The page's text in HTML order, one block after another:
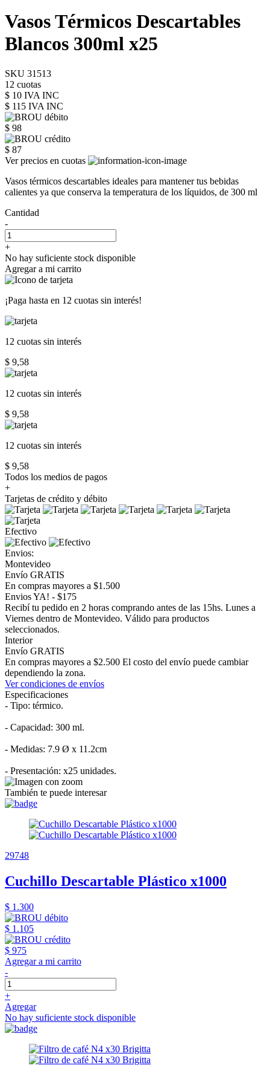
Vasos Térmicos Descartables
Blancos 300ml x25
SKU 31513
12 cuotas
$ 10 IVA INC
$ 115 IVA INC
$ 98
$ 87
Ver precios en cuotas
Vasos térmicos descartables ideales para mantener tus bebidas
calientes ya que conserva la temperatura de los líquidos, de 300 ml
Cantidad
-
+
No hay suficiente stock disponible
Agregar a mi carrito
¡Paga hasta en 12 cuotas sin interés!
12 cuotas sin interés
$ 9,58
12 cuotas sin interés
$ 9,58
12 cuotas sin interés
$ 9,58
Todos los medios de pagos
+
Tarjetas de crédito y débito
Efectivo
Envios:
Montevideo
Envío GRATIS
En compras mayores a $1.500
Envios YA! - $175
Recibí tu pedido en 2 horas comprando antes de las 15hs. Lunes a
Viernes dentro de Montevideo. Válido para productos
seleccionados.
Interior
Envío GRATIS
En compras mayores a $2.500 El costo del envío puede cambiar
dependiendo la zona.
Ver condiciones de envíos
Especificaciones
- Tipo: térmico.
- Capacidad: 300 ml.
- Medidas: 7.9 Ø x 11.2cm
- Presentación: x25 unidades.
También te puede interesar
29748
Cuchillo Descartable Plástico x1000
$ 1.300
$ 1.105
$ 975
Agregar a mi carrito
-
+
Agregar
No hay suficiente stock disponible